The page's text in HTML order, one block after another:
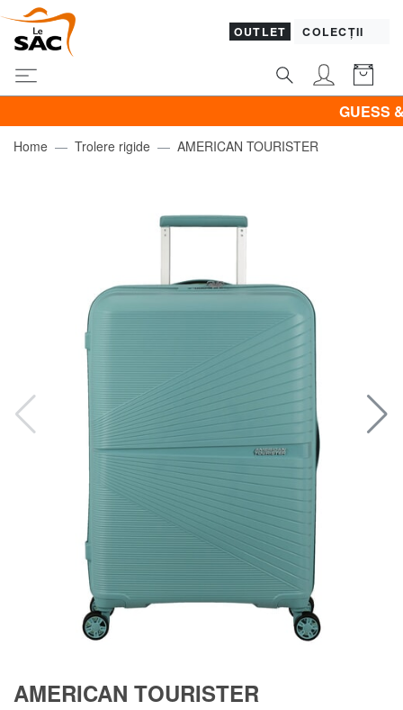
OUTLET COLECȚII
GUESS &
Home Trolere rigide AMERICAN TOURISTER
AMERICAN TOURISTER